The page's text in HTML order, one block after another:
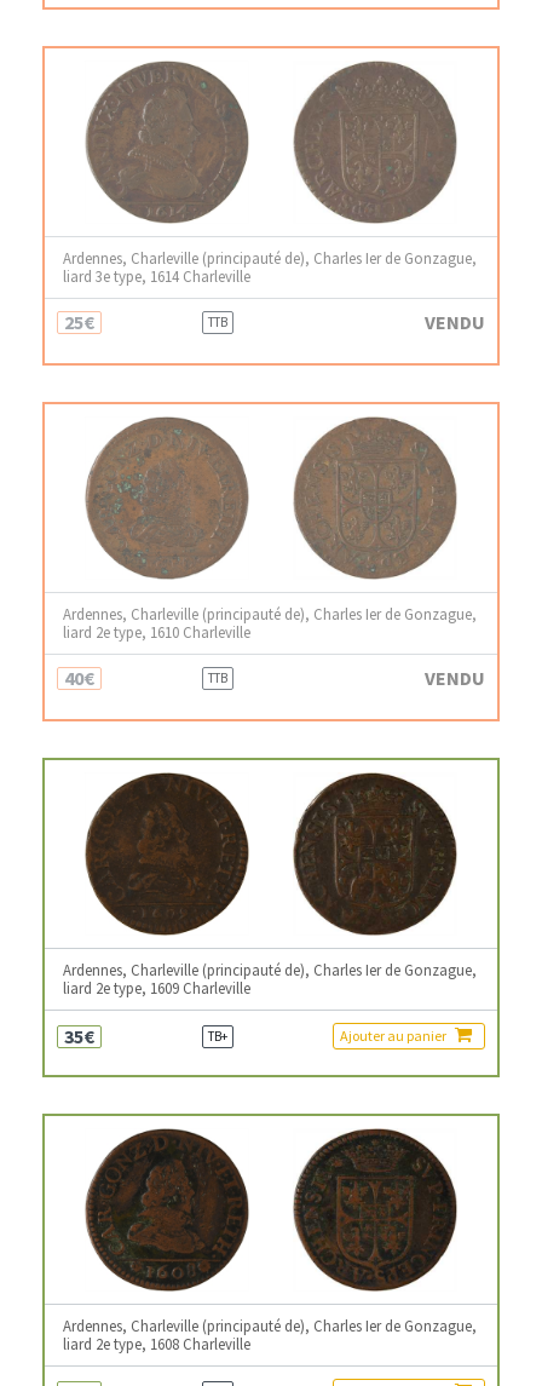
Ardennes, Charleville (principauté de), Charles Ier de Gonzague,
liard 3e type, 1614 Charleville
25€ TTB VENDU
Ardennes, Charleville (principauté de), Charles Ier de Gonzague,
liard 2e type, 1610 Charleville
40€ TTB VENDU
Ardennes, Charleville (principauté de), Charles Ier de Gonzague,
liard 2e type, 1609 Charleville
35€ TB+ Ajouter au panier
Ardennes, Charleville (principauté de), Charles Ier de Gonzague,
liard 2e type, 1608 Charleville